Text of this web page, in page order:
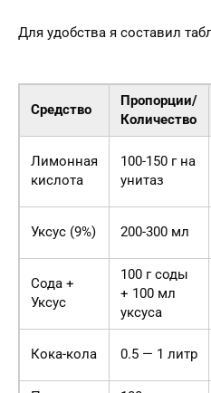
Для удобства я составил
Средство
Пропорции/
Количество
Лимонная
кислота
100-150 г на
унитаз
Уксус (9%) 200-300 мл
Сода +
Уксус
100 г соды
+ 100 мл
уксуса
Кока-кола 0.5 — 1 литр